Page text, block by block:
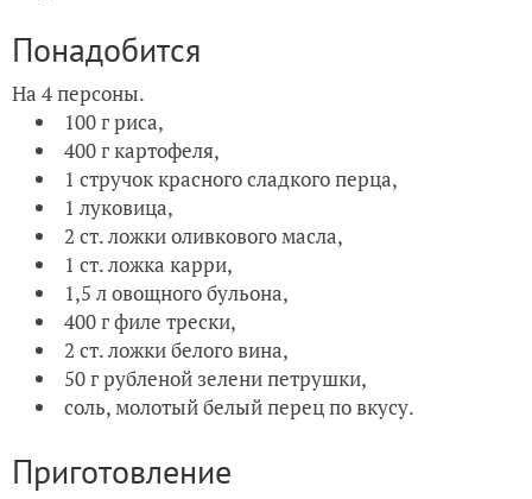
Понадобится
На 4 персоны.
100 г риса,
400 г картофеля,
1 стручок красного сладкого перца,
1 луковица,
2 ст. ложки оливкового масла,
1 ст. ложка карри,
1,5 л овощного бульона,
400 г филе трески,
2 ст. ложки белого вина,
50 г рубленой зелени петрушки,
соль, молотый белый перец по вкусу.
Приготовление